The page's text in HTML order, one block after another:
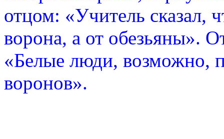
отцом: «Учитель сказал,
ворона, а от обезьяны».
«Белые люди, возможно,
воронов».